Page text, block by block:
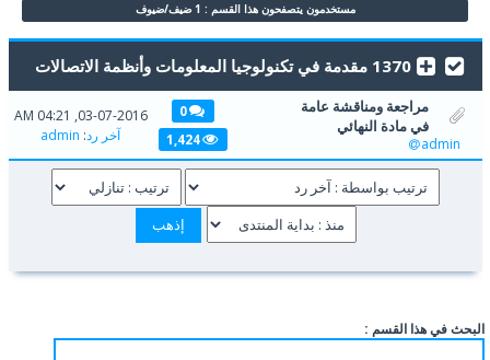
مستخدمون يتصفحون هذا القسم : 1 ضيف/ضيوف
1370 مقدمة في تكنولوجيا المعلومات وأنظمة الاتصالات
مراجعة ومناقشة عامة
في مادة النهائي
admin
0
1,424
03-07-2016, 04:21 AM
آخر رد:
admin
البحث في هذا القسم :